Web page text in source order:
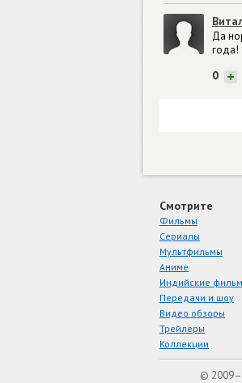
Да
года!
0 +
Смотрите
Фильмы
Сериалы
Мультфильмы
Аниме
Индийские
Передачи и шоу
Видео обзоры
Трейлеры
Коллекции
©